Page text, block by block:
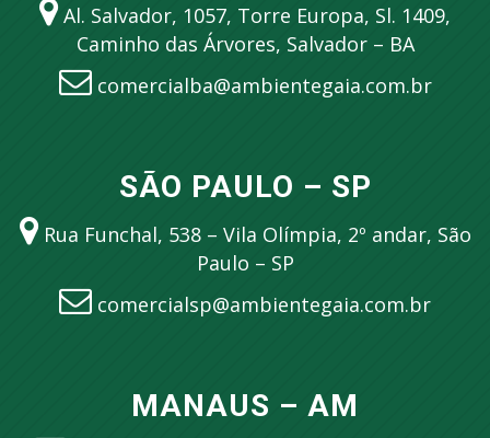
Al. Salvador, 1057, Torre Europa, Sl. 1409,
Caminho das Árvores, Salvador – BA
comercialba@ambientegaia.com.br
SÃO PAULO – SP
Rua Funchal, 538 – Vila Olímpia, 2º andar, São
Paulo – SP
comercialsp@ambientegaia.com.br
MANAUS – AM